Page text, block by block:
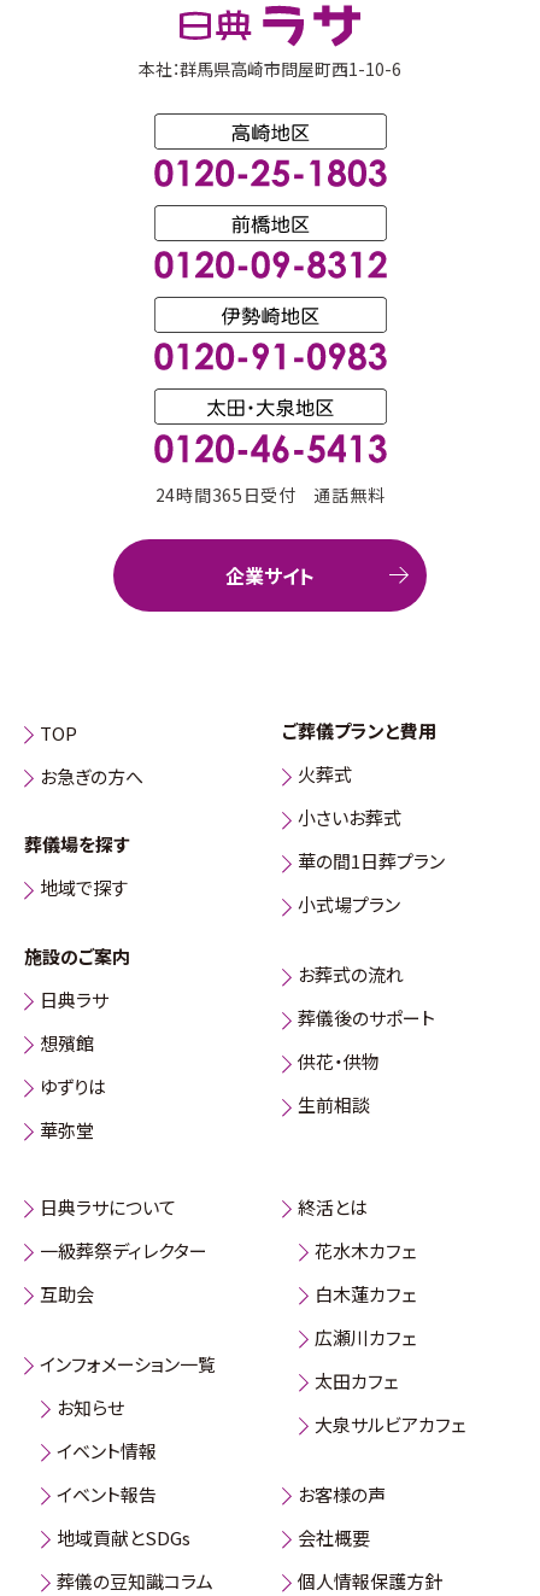
本社：群馬県高崎市問屋町西1-10-6
24時間365日受付 通話無料
企業サイト
TOP
お急ぎの方へ
葬儀場を探す
地域で探す
施設のご案内
日典ラサ
想殯館
ゆずりは
華弥堂
ご葬儀プランと費用
火葬式
小さいお葬式
華の間1日葬プラン
小式場プラン
お葬式の流れ
葬儀後のサポート
供花・供物
生前相談
日典ラサについて
一級葬祭ディレクター
互助会
インフォメーション一覧
お知らせ
イベント情報
イベント報告
地域貢献とSDGs
葬儀の豆知識コラム
終活とは
花水木カフェ
白木蓮カフェ
広瀬川カフェ
太田カフェ
大泉サルビアカフェ
お客様の声
会社概要
個人情報保護方針